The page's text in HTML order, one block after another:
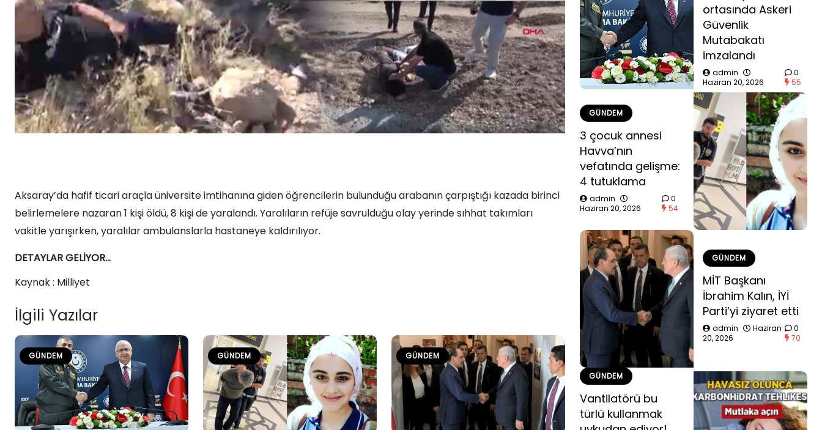
Aksaray’da hafif ticari araçla üniversite imtihanına giden öğrencilerin bulunduğu arabanın çarpıştığı kazada birinci
belirlemelere nazaran 1 kişi öldü, 8 kişi de yaralandı. Yaralıların refüje savrulduğu olay yerinde sıhhat takımları
vakitle yarışırken, yaralılar ambulanslarla hastaneye kaldırılıyor.
DETAYLAR GELİYOR…
Kaynak : Milliyet
İlgili Yazılar
GÜNDEM GÜNDEM GÜNDEM
ortasında Askeri
Güvenlik
Mutabakatı
imzalandı
admin
Haziran 20, 2026
0
55
GÜNDEM
3 çocuk annesi
Havva’nın
vefatında gelişme:
4 tutuklama
admin
Haziran 20, 2026
0
54
GÜNDEM
MİT Başkanı
İbrahim Kalın, İYİ
Parti’yi ziyaret etti
admin
Haziran
20, 2026
0
70
GÜNDEM
Vantilatörü bu
türlü kullanmak